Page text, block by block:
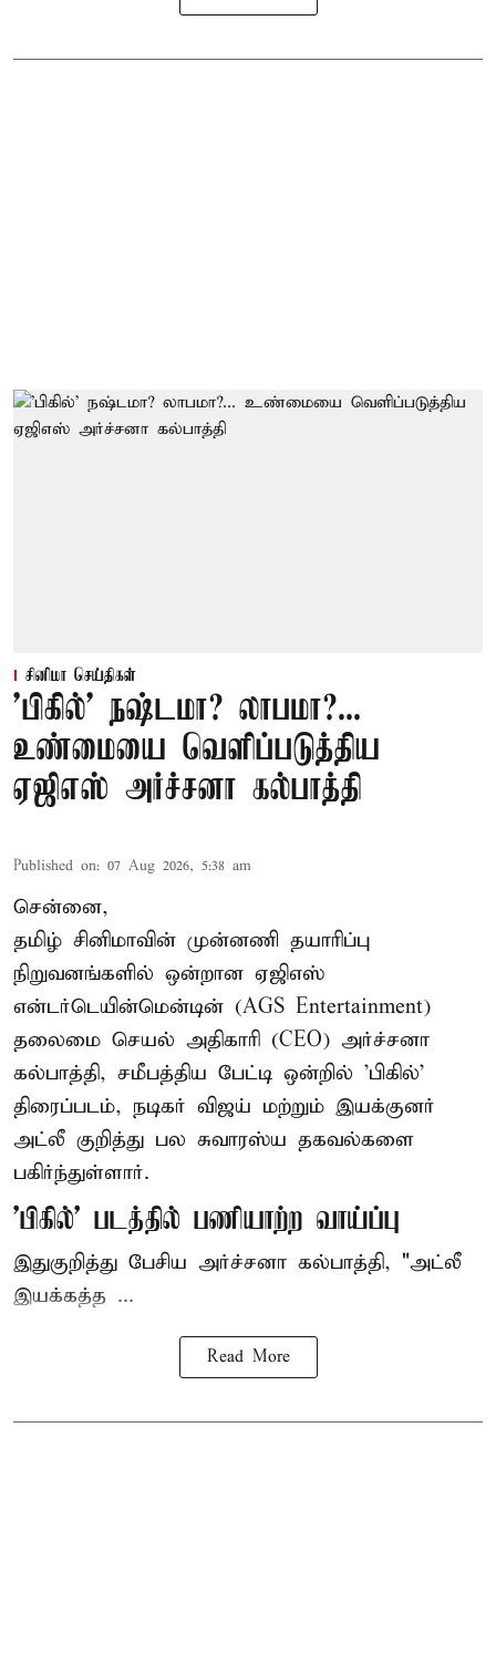
சினிமா செய்திகள்
'பிகில்' நஷ்டமா? லாபமா?...
உண்மையை வெளிப்படுத்திய
ஏஜிஎஸ் அர்ச்சனா கல்பாத்தி
Published on: 07 Aug 2026, 5:38 am
சென்னை,
தமிழ் சினிமாவின் முன்னணி தயாரிப்பு
நிறுவனங்களில் ஒன்றான ஏஜிஎஸ்
என்டர்டெயின்மென்டின் (AGS Entertainment)
தலைமை செயல் அதிகாரி (CEO) அர்ச்சனா
கல்பாத்தி, சமீபத்திய பேட்டி ஒன்றில் 'பிகில்'
திரைப்படம், நடிகர் விஜய் மற்றும் இயக்குனர்
அட்லீ குறித்து பல சுவாரஸ்ய தகவல்களை
பகிர்ந்துள்ளார்.
'பிகில்' படத்தில் பணியாற்ற வாய்ப்பு
இதுகுறித்து பேசிய அர்ச்சனா கல்பாத்தி, "அட்லீ
இயக்கத்த ...
Read More